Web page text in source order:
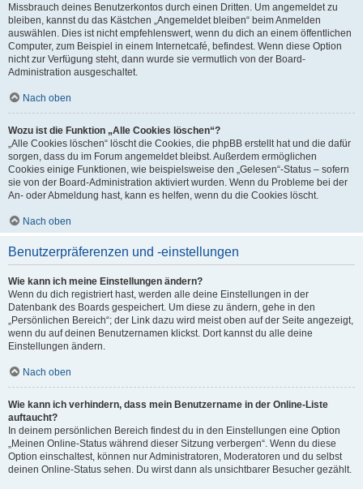
Missbrauch deines Benutzerkontos durch einen Dritten. Um angemeldet zu
bleiben, kannst du das Kästchen „Angemeldet bleiben“ beim Anmelden
auswählen. Dies ist nicht empfehlenswert, wenn du dich an einem öffentlichen
Computer, zum Beispiel in einem Internetcafé, befindest. Wenn diese Option
nicht zur Verfügung steht, dann wurde sie vermutlich von der Board-
Administration ausgeschaltet.
Nach oben
Wozu ist die Funktion „Alle Cookies löschen“?
„Alle Cookies löschen“ löscht die Cookies, die phpBB erstellt hat und die dafür
sorgen, dass du im Forum angemeldet bleibst. Außerdem ermöglichen
Cookies einige Funktionen, wie beispielsweise den „Gelesen“-Status – sofern
sie von der Board-Administration aktiviert wurden. Wenn du Probleme bei der
An- oder Abmeldung hast, kann es helfen, wenn du die Cookies löscht.
Nach oben
Benutzerpräferenzen und -einstellungen
Wie kann ich meine Einstellungen ändern?
Wenn du dich registriert hast, werden alle deine Einstellungen in der
Datenbank des Boards gespeichert. Um diese zu ändern, gehe in den
„Persönlichen Bereich“; der Link dazu wird meist oben auf der Seite angezeigt,
wenn du auf deinen Benutzernamen klickst. Dort kannst du alle deine
Einstellungen ändern.
Nach oben
Wie kann ich verhindern, dass mein Benutzername in der Online-Liste
auftaucht?
In deinem persönlichen Bereich findest du in den Einstellungen eine Option
„Meinen Online-Status während dieser Sitzung verbergen“. Wenn du diese
Option einschaltest, können nur Administratoren, Moderatoren und du selbst
deinen Online-Status sehen. Du wirst dann als unsichtbarer Besucher gezählt.